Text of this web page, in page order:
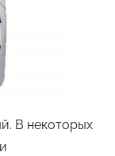
В некоторых